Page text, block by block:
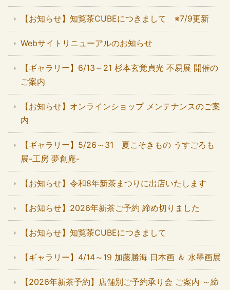
【お知らせ】知覧茶CUBEにつきまして ※7/9更新
Webサイトリニューアルのお知らせ
【ギャラリー】6/13～21 杉本玄覚貞光 不易展 開催の
ご案内
【お知らせ】オンラインショップ メンテナンスのご案
内
【ギャラリー】5/26～31 夏こそきもの うすごろも
展-工房 夢創庵-
【お知らせ】令和8年新茶まつりに出店いたします
【お知らせ】2026年新茶ご予約 締め切りました
【お知らせ】知覧茶CUBEにつきまして
【ギャラリー】4/14～19 加藤勝海 日本画 ＆ 水墨画展
【2026年新茶予約】店舗別ご予約承り会 ご案内 ～締